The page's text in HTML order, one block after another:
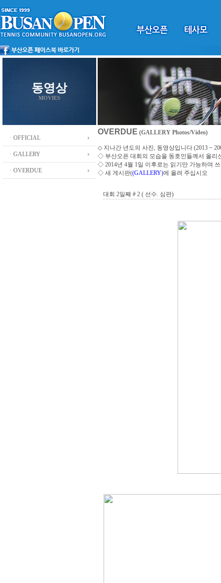
동영상
MOVIES
ㆍOFFICIAL
ㆍGALLERY
ㆍOVERDUE
OVERDUE (GALLERY Photos/Video)
◇ 지나간 년도의 사진, 동영상입니다 (2013 ~
◇ 부산오픈 대회의 모습을 동호인들께서 올리
◇ 2014년 4월 1일 이후로는 읽기만 가능하며
◇ 새 게시판((GALLERY)에 올려 주십시오
대회 2일째 # 2 ( 선수. 심판)